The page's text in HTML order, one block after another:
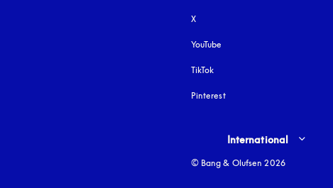
X
YouTube
TikTok
Pinterest
Select country and language
International
© Bang & Olufsen 2026